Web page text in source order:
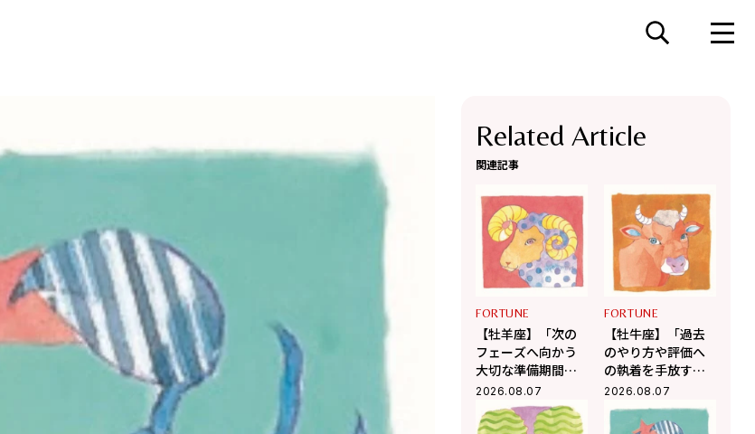
Related Article
関連記事
FORTUNE
【牡羊座】「次の
フェーズへ向かう
大切な準備期間」
杉浦エイトの幸運
を呼ぶ12星座占い
（8/7～9/6）
2026.08.07
FORTUNE
【牡牛座】「過去
のやり方や評価へ
の執着を手放す
時」杉浦エイトの
幸運を呼ぶ12星座
占い（8/7～9/6）
2026.08.07